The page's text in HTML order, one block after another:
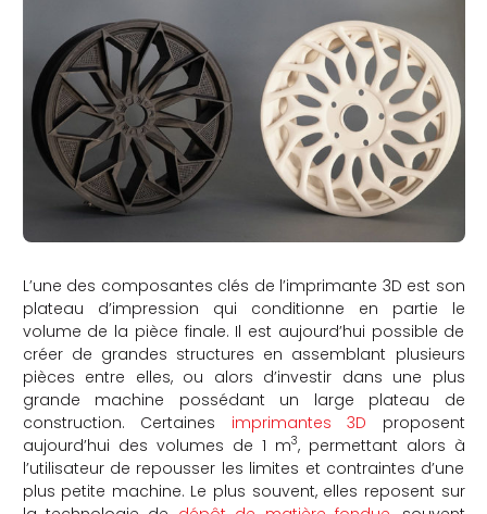
L’une des composantes clés de l’imprimante 3D est son
plateau d’impression qui conditionne en partie le
volume de la pièce finale. Il est aujourd’hui possible de
créer de grandes structures en assemblant plusieurs
pièces entre elles, ou alors d’investir dans une plus
grande machine possédant un large plateau de
construction. Certaines imprimantes 3D proposent
aujourd’hui des volumes de 1 m3, permettant alors à
l’utilisateur de repousser les limites et contraintes d’une
plus petite machine. Le plus souvent, elles reposent sur